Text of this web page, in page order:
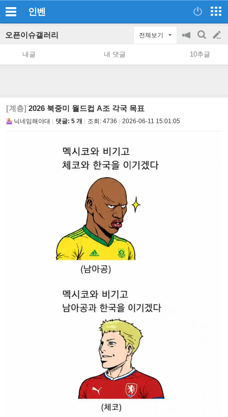
인벤
오픈이슈갤러리 전체보기
공
지
on/off
검
색
글
쓰
내글 내 댓글 10추글
[계층] 2026 북중미 월드컵 A조 각국 목표
닉네임해야대 댓글: 5 개 조회: 4736 2026-06-11 15:01:05